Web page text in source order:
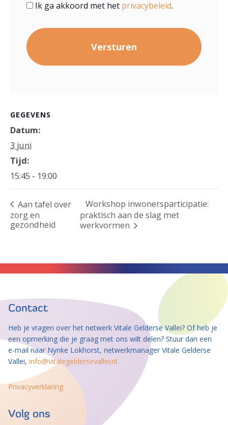
Ik ga akkoord met het privacybeleid.
GEGEVENS
Datum:
3 juni
Tijd:
15:45 - 19:00
Aan tafel over
zorg en
gezondheid
Workshop inwonersparticipatie:
praktisch aan de slag met
werkvormen
Contact
Heb je vragen over het netwerk Vitale Gelderse Vallei? Of heb je
een opmerking die je graag met ons wilt delen? Stuur dan een
e-mail naar Nynke Lokhorst, netwerkmanager Vitale Gelderse
Vallei, info@vitalegeldersevallei.nl
Privacyverklaring
Volg ons